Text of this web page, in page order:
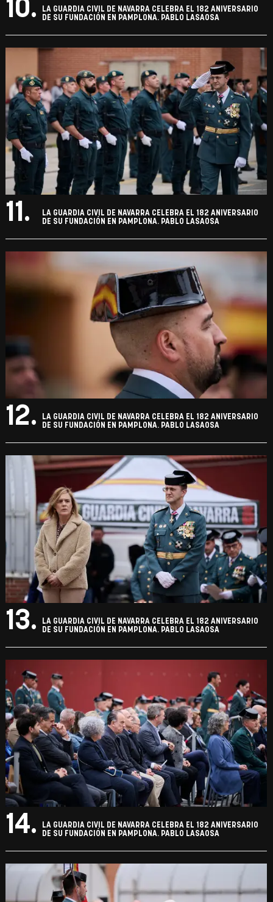
10.
LA GUARDIA CIVIL DE NAVARRA CELEBRA EL 182 ANIVERSARIO
DE SU FUNDACIÓN EN PAMPLONA. PABLO LASAOSA
11.
LA GUARDIA CIVIL DE NAVARRA CELEBRA EL 182 ANIVERSARIO
DE SU FUNDACIÓN EN PAMPLONA. PABLO LASAOSA
12.
LA GUARDIA CIVIL DE NAVARRA CELEBRA EL 182 ANIVERSARIO
DE SU FUNDACIÓN EN PAMPLONA. PABLO LASAOSA
13.
LA GUARDIA CIVIL DE NAVARRA CELEBRA EL 182 ANIVERSARIO
DE SU FUNDACIÓN EN PAMPLONA. PABLO LASAOSA
14.
LA GUARDIA CIVIL DE NAVARRA CELEBRA EL 182 ANIVERSARIO
DE SU FUNDACIÓN EN PAMPLONA. PABLO LASAOSA